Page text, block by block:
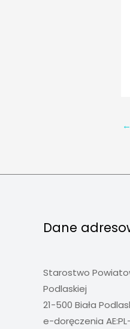
←
Dane
Starostwo
Podlaskiej
21-500 Biała
e-doręczenia